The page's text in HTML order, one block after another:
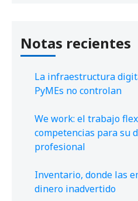
Notas recientes
La infraestructura
PyMEs no controlan
We work: el trabajo
competencias para su
profesional
Inventario, donde las
dinero inadvertido